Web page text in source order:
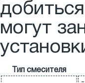
могут
Тип смесителя